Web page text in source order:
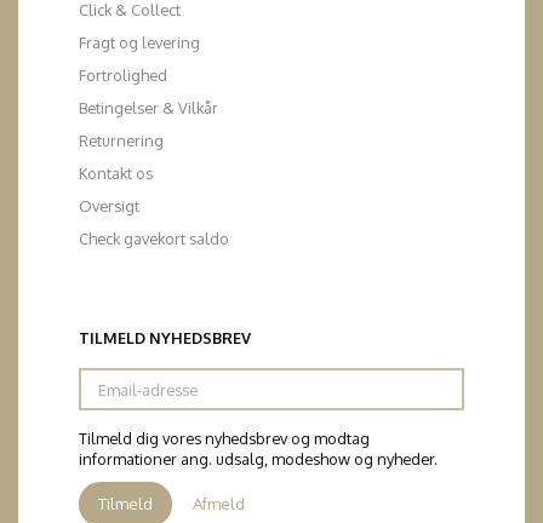
Click & Collect
Fragt og levering
Fortrolighed
Betingelser & Vilkår
Returnering
Kontakt os
Oversigt
Check gavekort saldo
TILMELD NYHEDSBREV
Email-
adresse
Tilmeld dig vores nyhedsbrev og modtag
informationer ang. udsalg, modeshow og nyheder.
Tilmeld Afmeld